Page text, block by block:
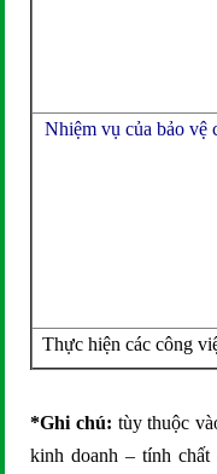
Nhiệm vụ của bảo vệ
Thực hiện các công
*Ghi chú: tùy thuộc
kinh doanh – tính